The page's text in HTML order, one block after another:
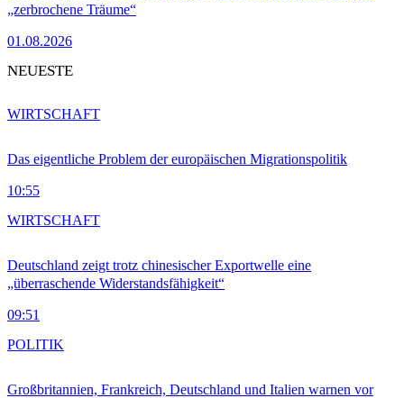
„zerbrochene Träume“
01.08.2026
NEUESTE
Das eigentliche Problem der europäischen Migrationspolitik
10:55
WIRTSCHAFT
Deutschland zeigt trotz chinesischer Exportwelle eine
„überraschende Widerstandsfähigkeit“
09:51
WIRTSCHAFT
Großbritannien, Frankreich, Deutschland und Italien warnen vor
POLITIK